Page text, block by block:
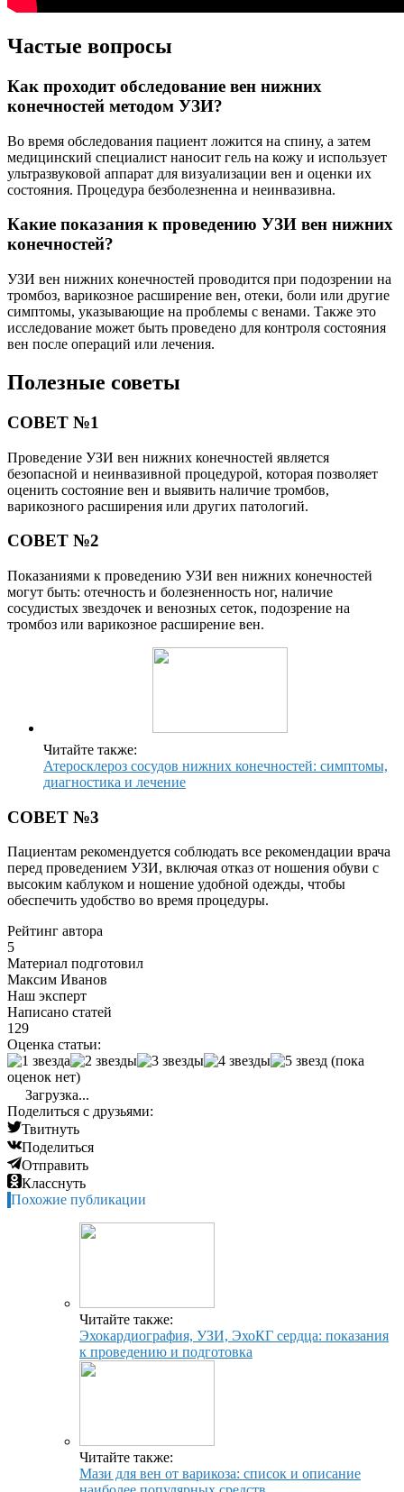
Частые вопросы
Как проходит обследование вен нижних
конечностей методом УЗИ?
Во время обследования пациент ложится на спину, а затем
медицинский специалист наносит гель на кожу и использует
ультразвуковой аппарат для визуализации вен и оценки их
состояния. Процедура безболезненна и неинвазивна.
Какие показания к проведению УЗИ вен нижних
конечностей?
УЗИ вен нижних конечностей проводится при подозрении на
тромбоз, варикозное расширение вен, отеки, боли или другие
симптомы, указывающие на проблемы с венами. Также это
исследование может быть проведено для контроля состояния
вен после операций или лечения.
Полезные советы
СОВЕТ №1
Проведение УЗИ вен нижних конечностей является
безопасной и неинвазивной процедурой, которая позволяет
оценить состояние вен и выявить наличие тромбов,
варикозного расширения или других патологий.
СОВЕТ №2
Показаниями к проведению УЗИ вен нижних конечностей
могут быть: отечность и болезненность ног, наличие
сосудистых звездочек и венозных сеток, подозрение на
тромбоз или варикозное расширение вен.
Читайте также:
Атеросклероз сосудов нижних конечностей: симптомы,
диагностика и лечение
СОВЕТ №3
Пациентам рекомендуется соблюдать все рекомендации врача
перед проведением УЗИ, включая отказ от ношения обуви с
высоким каблуком и ношение удобной одежды, чтобы
обеспечить удобство во время процедуры.
Рейтинг автора
5
Материал подготовил
Максим Иванов
Наш эксперт
Написано статей
129
Оценка статьи:
(пока
оценок нет)
Загрузка...
Поделиться с друзьями:
Твитнуть
Поделиться
Отправить
Класснуть
Похожие публикации
Читайте также:
Эхокардиография, УЗИ, ЭхоКГ сердца: показания
к проведению и подготовка
Читайте также:
Мази для вен от варикоза: список и описание